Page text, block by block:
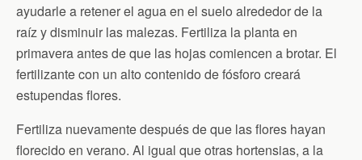
ayudarle a retener el agua en el suelo alrededor de la
raíz y disminuir las malezas. Fertiliza la planta en
primavera antes de que las hojas comiencen a brotar. El
fertilizante con un alto contenido de fósforo creará
estupendas flores.
Fertiliza nuevamente después de que las flores hayan
florecido en verano. Al igual que otras hortensias, a la